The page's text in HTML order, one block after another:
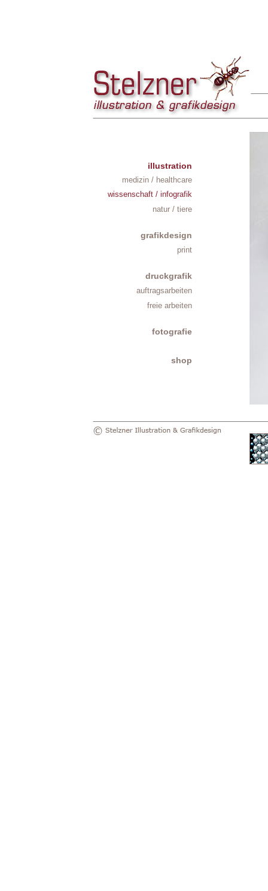
shop
fotografie
freie arbeiten
auftragsarbeiten
druckgrafik
print
grafikdesign
natur / tiere
wissenschaft / infografik
medizin / healthcare
illustration